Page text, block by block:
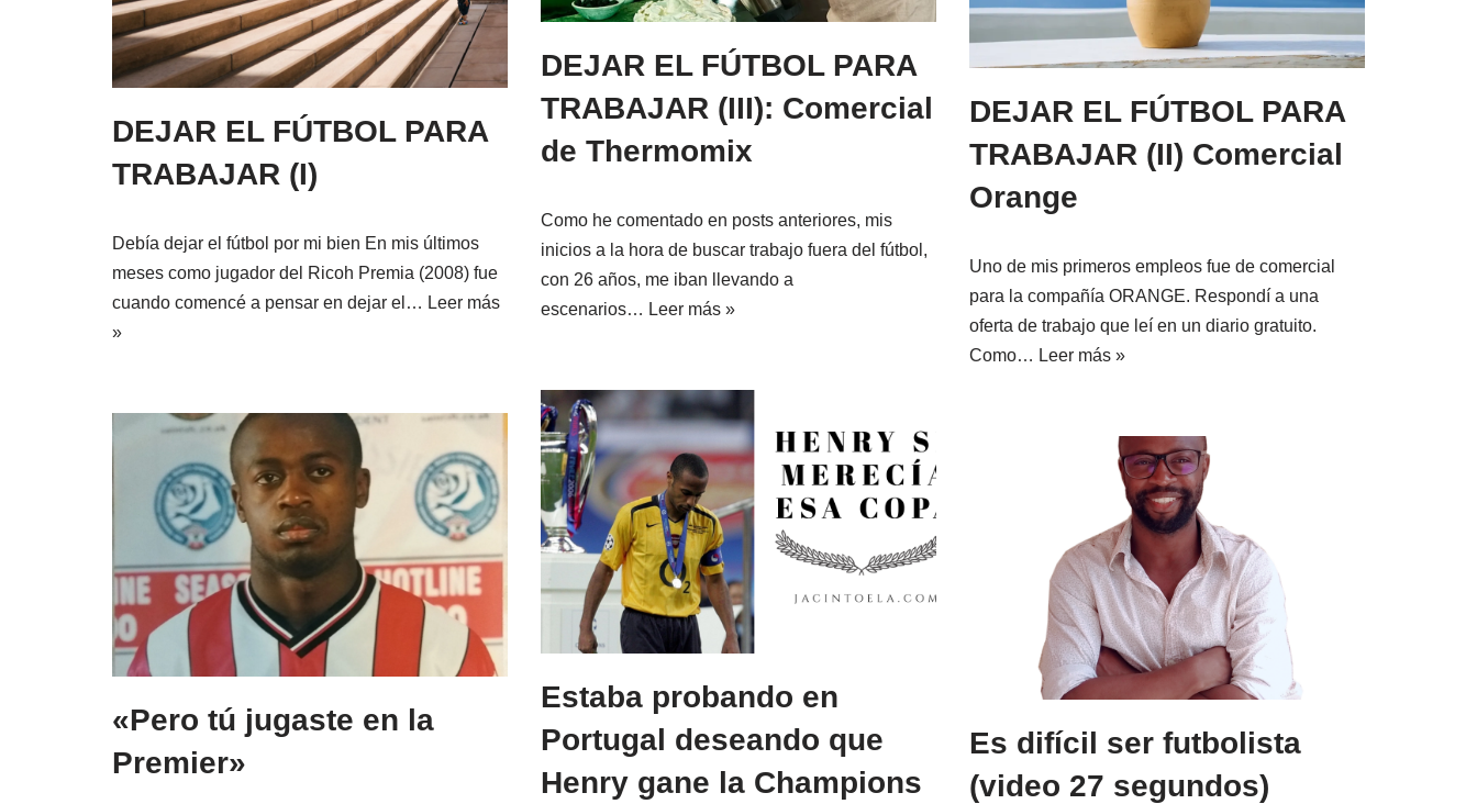
DEJAR EL FÚTBOL PARA
TRABAJAR (III): Comercial
de Thermomix
Como he comentado en posts anteriores, mis
inicios a la hora de buscar trabajo fuera del fútbol,
con 26 años, me iban llevando a
escenarios… Leer más »
DEJAR EL FÚTBOL PARA
TRABAJAR (II) Comercial
Orange
Uno de mis primeros empleos fue de comercial
para la compañía ORANGE. Respondí a una
oferta de trabajo que leí en un diario gratuito.
Como… Leer más »
DEJAR EL FÚTBOL PARA
TRABAJAR (I)
Debía dejar el fútbol por mi bien En mis últimos
meses como jugador del Ricoh Premia (2008) fue
cuando comencé a pensar en dejar el… Leer más
»
Estaba probando en
Portugal deseando que
Henry gane la Champions
«Pero tú jugaste en la
Premier»
Es difícil ser futbolista
(video 27 segundos)